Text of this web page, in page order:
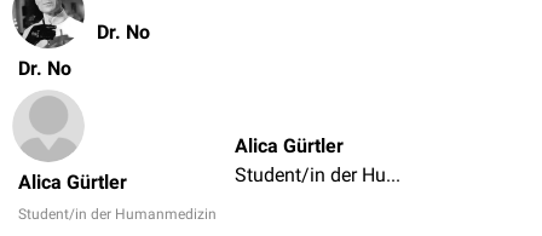
Dr. No
Dr. No
Alica Gürtler
Student/in der Humanmedizin
Alica Gürtler
Student/in der Humanmedizin